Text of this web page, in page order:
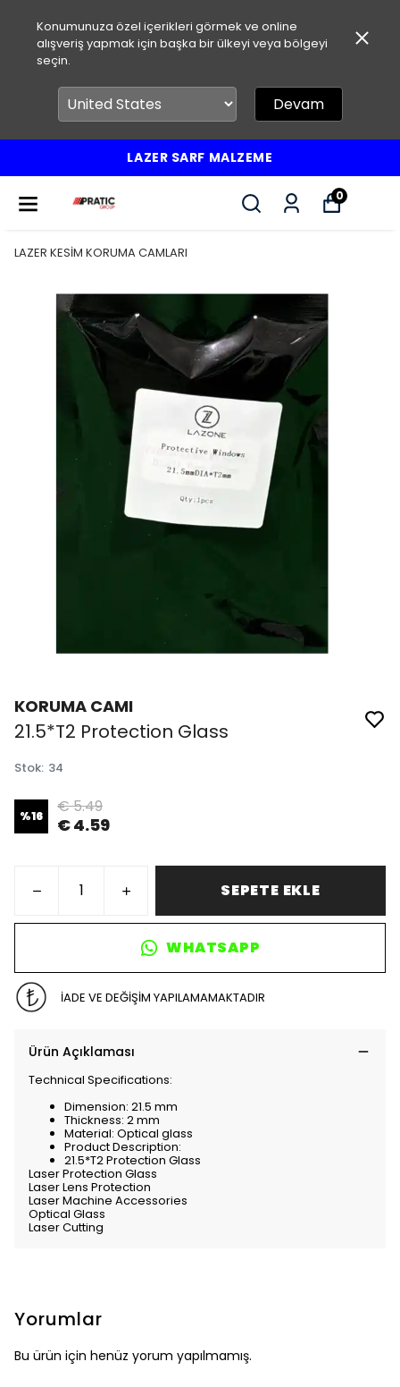
Konumunuza özel içerikleri görmek ve online
alışveriş yapmak için başka bir ülkeyi veya bölgeyi
seçin.
Devam
LAZER SARF MALZEME
0
LAZER KESİM KORUMA CAMLARI
KORUMA CAMI
21.5*T2 Protection Glass
Stok: 34
%16 € 5.49
€ 4.59
SEPETE EKLE
WHATSAPP
İADE VE DEĞİŞİM YAPILAMAMAKTADIR
Ürün Açıklaması
Technical Specifications:
Dimension: 21.5 mm
Thickness: 2 mm
Material: Optical glass
Product Description:
21.5*T2 Protection Glass
Laser Protection Glass
Laser Lens Protection
Laser Machine Accessories
Optical Glass
Laser Cutting
Yorumlar
Bu ürün için henüz yorum yapılmamış.